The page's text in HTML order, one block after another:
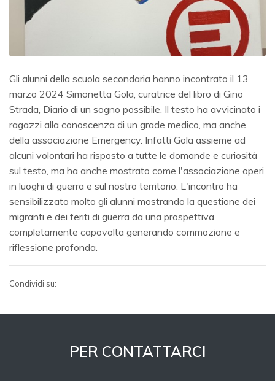
Gli alunni della scuola secondaria hanno incontrato il 13
marzo 2024 Simonetta Gola, curatrice del libro di Gino
Strada, Diario di un sogno possibile. Il testo ha avvicinato i
ragazzi alla conoscenza di un grade medico, ma anche
della associazione Emergency. Infatti Gola assieme ad
alcuni volontari ha risposto a tutte le domande e curiosità
sul testo, ma ha anche mostrato come l'associazione operi
in luoghi di guerra e sul nostro territorio. L'incontro ha
sensibilizzato molto gli alunni mostrando la questione dei
migranti e dei feriti di guerra da una prospettiva
completamente capovolta generando commozione e
riflessione profonda.
Condividi su:
PER CONTATTARCI